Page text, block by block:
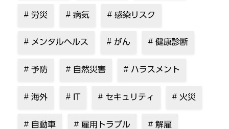
労災 病気 感染リスク
メンタルヘルス がん 健康診断
予防 自然災害 ハラスメント
海外 IT セキュリティ 火災
自動車 雇用トラブル 解雇